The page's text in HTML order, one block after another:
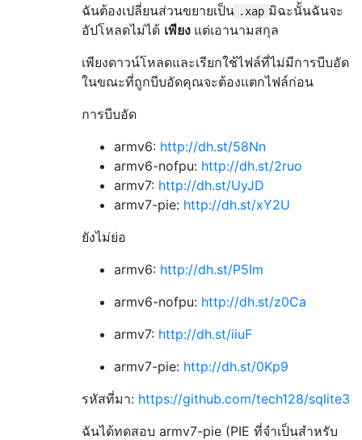
ฉันต้องเปลี่ยนส่วนขยายเป็น .xap มิฉะนั้นฉันจะ
อัปโหลดไม่ได้ เพียง แต่เอานามสกุล
เพียงดาวน์โหลดและเรียกใช้ไฟล์ที่ไม่มีการบีบอัด
ในขณะที่ถูกบีบอัดคุณจะต้องแตกไฟล์ก่อน
การบีบอัด
armv6: http://dh.st/58Nn
armv6-nofpu: http://dh.st/2ruo
armv7: http://dh.st/UyJD
armv7-pie: http://dh.st/xY2U
ยังไม่ย่อ
armv6: http://dh.st/P5Im
armv6-nofpu: http://dh.st/z0Ca
armv7: http://dh.st/iiuF
armv7-pie: http://dh.st/0Kp9
รหัสที่มา: https://github.com/tech128/sqlite3
ฉันได้ทดสอบ armv7-pie (PIE ที่จำเป็นสำหรับ